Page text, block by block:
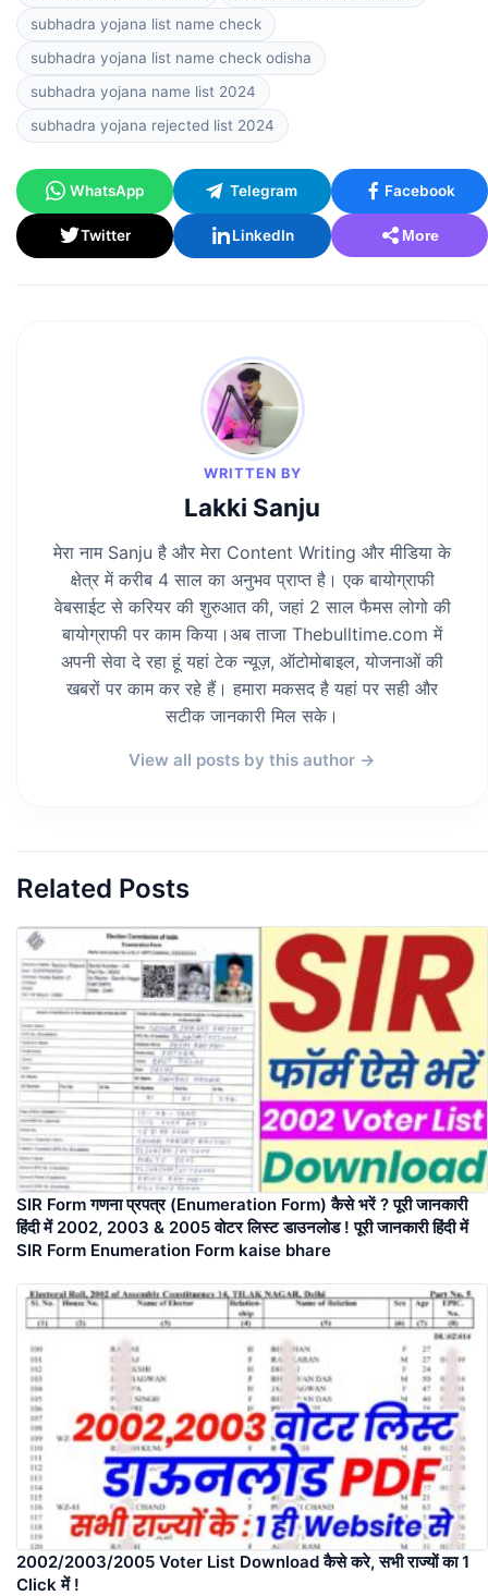
subhadra yojana list name check
subhadra yojana list name check odisha
subhadra yojana name list 2024
subhadra yojana rejected list 2024
WhatsApp Telegram Facebook
Twitter LinkedIn More
WRITTEN BY
Lakki Sanju
मेरा नाम Sanju है और मेरा Content Writing और मीडिया के
क्षेत्र में करीब 4 साल का अनुभव प्राप्त है। एक बायोग्राफी
वेबसाईट से करियर की शुरुआत की, जहां 2 साल फैमस लोगो की
बायोग्राफी पर काम किया।अब ताजा Thebulltime.com में
अपनी सेवा दे रहा हूं यहां टेक न्यूज़, ऑटोमोबाइल, योजनाओं की
खबरों पर काम कर रहे हैं। हमारा मकसद है यहां पर सही और
सटीक जानकारी मिल सके।
View all posts by this author →
Related Posts
SIR Form गणना प्रपत्र (Enumeration Form) कैसे भरें ? पूरी जानकारी
हिंदी में 2002, 2003 & 2005 वोटर लिस्ट डाउनलोड ! पूरी जानकारी हिंदी में
SIR Form Enumeration Form kaise bhare
2002/2003/2005 Voter List Download कैसे करे, सभी राज्यों का 1
Click में !